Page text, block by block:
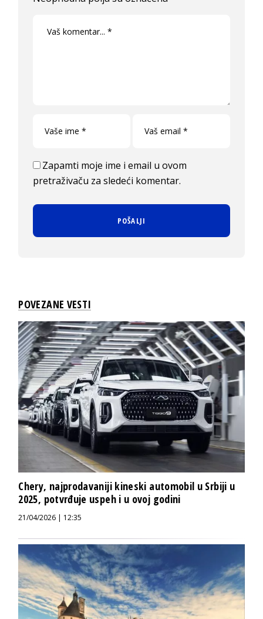
Zapamti moje ime i email u ovom
pretraživaču za sledeći komentar.
POVEZANE VESTI
Chery, najprodavaniji kineski automobil u Srbiji u
2025, potvrđuje uspeh i u ovoj godini
21/04/2026 | 12:35